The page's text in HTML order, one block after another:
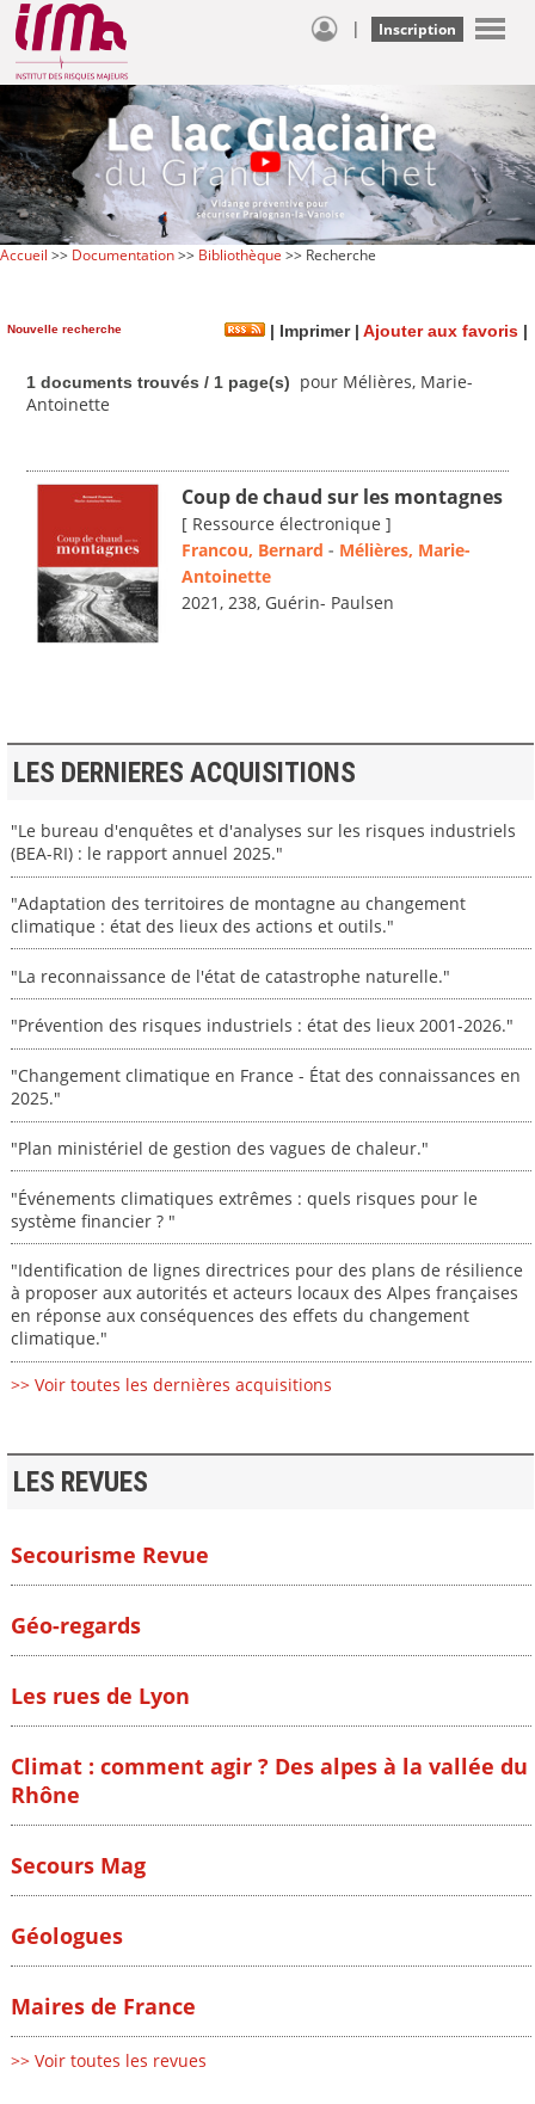
| Inscription
Accueil >> Documentation>> Bibliothèque >> Recherche
Nouvelle recherche | Imprimer| Ajouter aux favoris |
1 documents trouvés / 1 page(s)
pour Mélières, Marie-
Antoinette
Coup de chaud sur les montagnes
[ Ressource électronique ]
Francou, Bernard - Mélières, Marie-
Antoinette
2021, 238, Guérin- Paulsen
LES DERNIERES ACQUISITIONS
"Le bureau d'enquêtes et d'analyses sur les risques industriels
(BEA-RI) : le rapport annuel 2025."
"Adaptation des territoires de montagne au changement
climatique : état des lieux des actions et outils."
"La reconnaissance de l'état de catastrophe naturelle."
"Prévention des risques industriels : état des lieux 2001-2026."
"Changement climatique en France - État des connaissances en
2025."
"Plan ministériel de gestion des vagues de chaleur."
"Événements climatiques extrêmes : quels risques pour le
système financier ? "
"Identification de lignes directrices pour des plans de résilience
à proposer aux autorités et acteurs locaux des Alpes françaises
en réponse aux conséquences des effets du changement
climatique."
>> Voir toutes les dernières acquisitions
LES REVUES
Secourisme Revue
Géo-regards
Les rues de Lyon
Climat : comment agir ? Des alpes à la vallée du
Rhône
Secours Mag
Géologues
Maires de France
>> Voir toutes les revues